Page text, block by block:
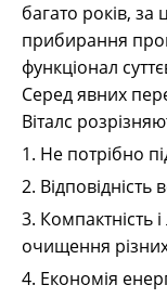
багато років,
прибирання
функціонал
Серед явних
Віталс
1. Не потрібно
2.
3. Компактність
очищення
4. Економія